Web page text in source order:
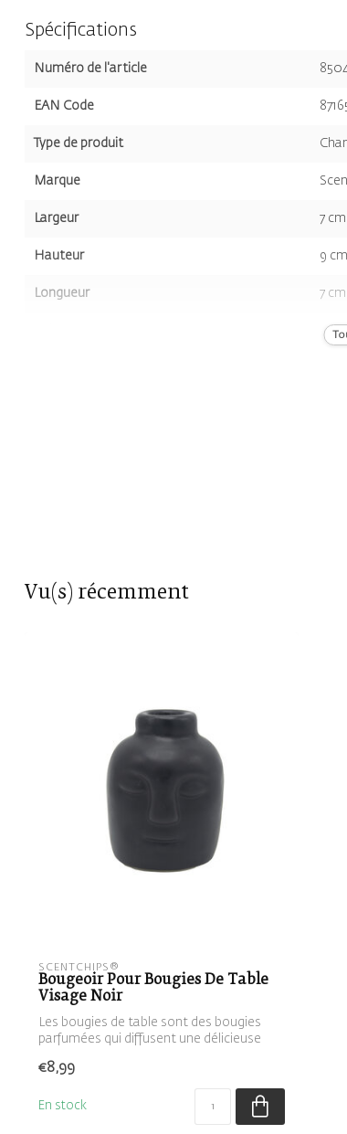
Spécifications
Numéro de l'article
EAN Code
Type de produit
Marque
Largeur 7 cm
Hauteur 9 cm
Longueur 7 cm
203
Vu(s) récemment
SCENTCHIPS®
Bougeoir Pour Bougies De Table
Visage Noir
Les bougies de table sont des bougies
parfumées qui diffusent une délicieuse
€8,99
En stock